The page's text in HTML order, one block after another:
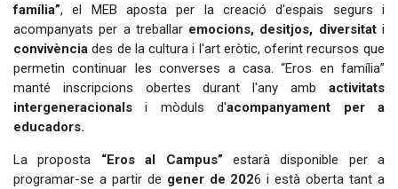
família”, el MEB aposta per la creació d'espais segurs i
acompanyats per a treballar emocions, desitjos, diversitati
convivència des de la cultura i l'art eròtic, oferint recursos que
permetin continuar les converses a casa. “Eros en família”
manté inscripcions obertes durant l'any amb activitats
intergeneracionals i mòduls d'acompanyament per a
educadors.
La proposta “Eros al Campus” estarà disponible per a
programar-se a partir de gener de 2026 i està oberta tant a